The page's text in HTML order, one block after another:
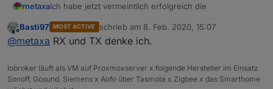
metaxaIch habe jetzt vermeintlich erfolgreich die
WLED_0.9.0-b1_ESP8266_ledpin3.bin
auf einen Wemos D1 Mini aufgespielt. Ich erreiche das
ich immer eine EInblendung LED Error 2
Als Stripe habe ich 5m WS2812B
Auf dem NodeMCU und in der Videoanleitung wird der
Offline
Basti97 MOST ACTIVE schrieb am 8. Feb. 2020, 15:07
zuletzt editiert von
@metaxa RX und TX denke ich.
Iobroker läuft als VM auf Proxmoxserver x folgende Hersteller im Einsatz
Sonoff, Gosund, Siemens x Aofo über Tasmota x Zigbee x das Smarthome